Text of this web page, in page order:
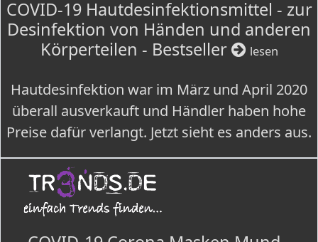
COVID-19 Hautdesinfektionsmittel - zur
Desinfektion von Händen und anderen
Körperteilen - Bestseller
lesen
Hautdesinfektion war im März und April 2020
überall ausverkauft und Händler haben hohe
Preise dafür verlangt. Jetzt sieht es anders aus.